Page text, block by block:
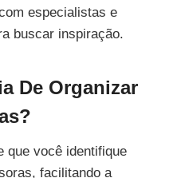
especialistas e
buscar inspiração.
De Organizar
que você identifique
facilitando a